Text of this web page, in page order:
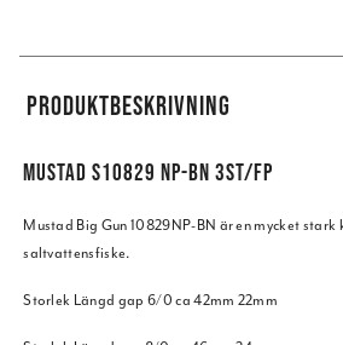
PRODUKTBESKRIVNING
MUSTAD S10829 NP-BN 3ST/FP
Mustad Big Gun 10829NP-BN är en mycket
saltvattensfiske.
Storlek Längd gap 6/0 ca 42mm 22mm